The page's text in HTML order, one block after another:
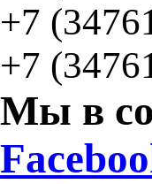
+7
+7
Мы в